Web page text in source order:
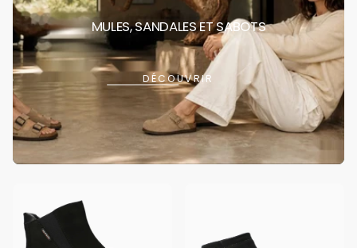
MULES, SANDALES ET SABOTS
DÉCOUVRIR